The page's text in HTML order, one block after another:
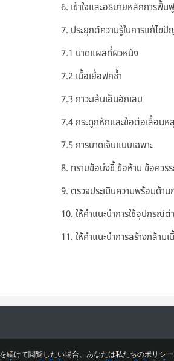
6. เข้าใจและอธิบายหลักการฟื้
7. ประยุกต์ความรู้ในการแก้ไข
7.1 บาดแผลที่ผิวหนัง
7.2 เนื้อเยื่อฟกช้ำ
7.3 ภาวะเส้นเอ็นอักเสบ
7.4 กระดูกหักและข้อต่อเลื่อนห
7.5 การบาดเจ็บแบบเฉพาะ
8. ทราบข้อบ่งชี้ ข้อห้าม ข้อควร
9. ตรวจประเมินความพร้อมด้า
10. ให้คำแนะนำการใช้อุปกรณ์
11. ให้คำแนะนำการสร้างกล้า
続けて閲覧したい場合、あなたは私たちのポリシ